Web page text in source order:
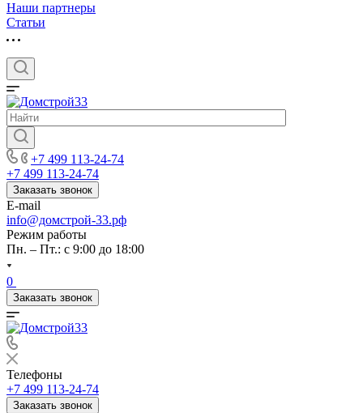
Наши партнеры
Статьи
+7 499 113-24-74
+7 499 113-24-74
Заказать звонок
E-mail
info@домстрой-33.рф
Режим работы
Пн. – Пт.: с 9:00 до 18:00
0
Заказать звонок
Телефоны
+7 499 113-24-74
Заказать звонок